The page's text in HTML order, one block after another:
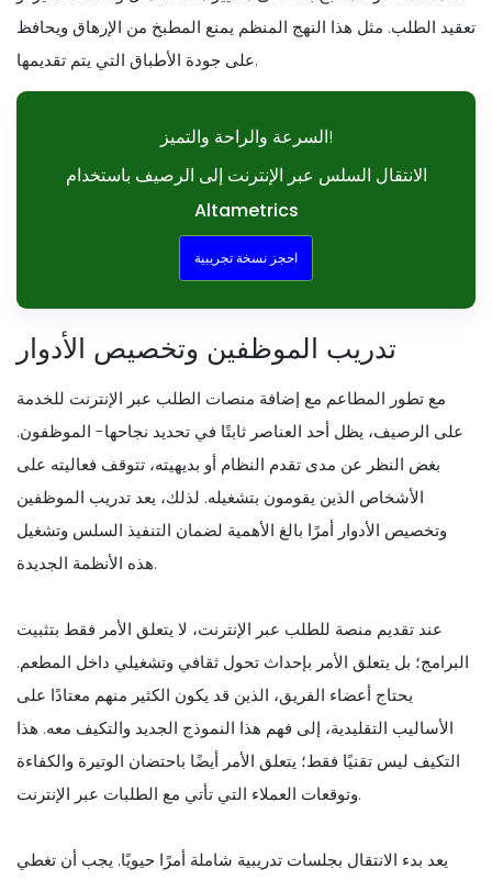
تعقيد الطلب. مثل هذا النهج المنظم يمنع المطبخ من الإرهاق ويحافظ
على جودة الأطباق التي يتم تقديمها.
السرعة والراحة والتميز!
الانتقال السلس عبر الإنترنت إلى الرصيف باستخدام
Altametrics
احجز نسخة تجريبية
تدريب الموظفين وتخصيص الأدوار
مع تطور المطاعم مع إضافة منصات الطلب عبر الإنترنت للخدمة
على الرصيف، يظل أحد العناصر ثابتًا في تحديد نجاحها- الموظفون.
بغض النظر عن مدى تقدم النظام أو بديهيته، تتوقف فعاليته على
الأشخاص الذين يقومون بتشغيله. لذلك، يعد تدريب الموظفين
وتخصيص الأدوار أمرًا بالغ الأهمية لضمان التنفيذ السلس وتشغيل
هذه الأنظمة الجديدة.
عند تقديم منصة للطلب عبر الإنترنت، لا يتعلق الأمر فقط بتثبيت
البرامج؛ بل يتعلق الأمر بإحداث تحول ثقافي وتشغيلي داخل المطعم.
يحتاج أعضاء الفريق، الذين قد يكون الكثير منهم معتادًا على
الأساليب التقليدية، إلى فهم هذا النموذج الجديد والتكيف معه. هذا
التكيف ليس تقنيًا فقط؛ يتعلق الأمر أيضًا باحتضان الوتيرة والكفاءة
وتوقعات العملاء التي تأتي مع الطلبات عبر الإنترنت.
يعد بدء الانتقال بجلسات تدريبية شاملة أمرًا حيويًا. يجب أن تغطي